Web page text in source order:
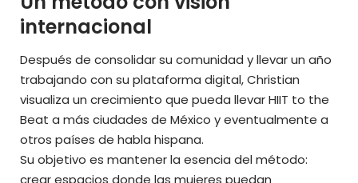
internacional
Después de consolidar su comunidad y llevar un año
trabajando con su plataforma digital, Christian
visualiza un crecimiento que pueda llevar HIIT to the
Beat a más ciudades de México y eventualmente a
otros países de habla hispana.
Su objetivo es mantener la esencia del método:
crear espacios donde las mujeres puedan